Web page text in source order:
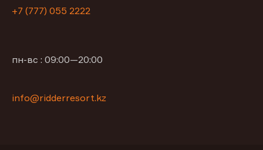
+7 (777) 055 2222
пн-вс : 09:00—20:00
info@ridderresort.kz